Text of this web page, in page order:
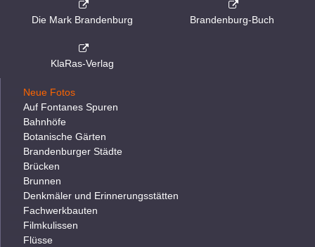
Die Mark Brandenburg Brandenburg-Buch
KlaRas-Verlag
Neue Fotos
Auf Fontanes Spuren
Bahnhöfe
Botanische Gärten
Brandenburger Städte
Brücken
Brunnen
Denkmäler und Erinnerungsstätten
Fachwerkbauten
Filmkulissen
Flüsse